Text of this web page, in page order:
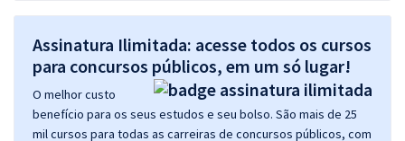
Assinatura Ilimitada: acesse todos os cursos
para concursos públicos, em um só lugar!
O melhor custo
benefício para os seus estudos e seu bolso. São mais de 25
mil cursos para todas as carreiras de concursos públicos, com